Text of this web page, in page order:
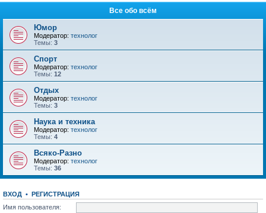
Все обо всём
Юмор
Модератор: технолог
Темы: 3
Спорт
Модератор: технолог
Темы: 12
Отдых
Модератор: технолог
Темы: 3
Наука и техника
Модератор: технолог
Темы: 4
Всяко-Разно
Модератор: технолог
Темы: 36
ВХОД • РЕГИСТРАЦИЯ
Имя пользователя: